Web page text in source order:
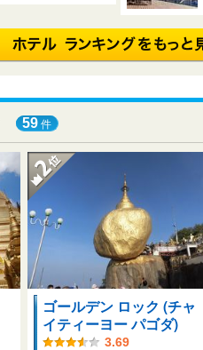
59 件
ゴールデン ロック (チャ
イティーヨー パゴダ)
3.69